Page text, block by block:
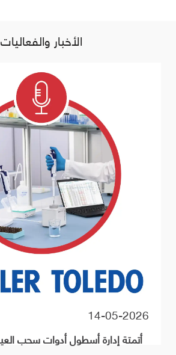
الأخبار والفعاليات
14-05-2026
أتمتة إدارة أسطول أدوات سحب